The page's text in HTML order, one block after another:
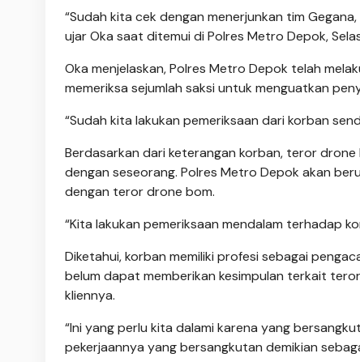
“Sudah kita cek dengan menerjunkan tim
ujar Oka saat ditemui di Polres Metro Depok,
Oka menjelaskan, Polres Metro Depok telah
memeriksa sejumlah saksi untuk menguatkan
“Sudah kita lakukan pemeriksaan dari korban
Berdasarkan dari keterangan korban, teror
dengan seseorang. Polres Metro Depok akan
dengan teror drone bom.
“Kita lakukan pemeriksaan mendalam terhadap
Diketahui, korban memiliki profesi sebagai
belum dapat memberikan kesimpulan terkait
kliennya.
“Ini yang perlu kita dalami karena yang
pekerjaannya yang bersangkutan demikian